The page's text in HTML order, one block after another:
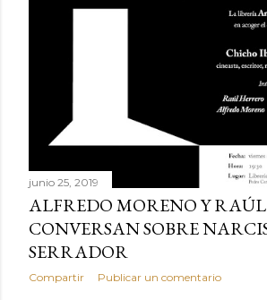
junio 25, 2019
ALFREDO MORENO Y
CONVERSAN SOBRE
SERRADOR
Compartir Publicar un comentario